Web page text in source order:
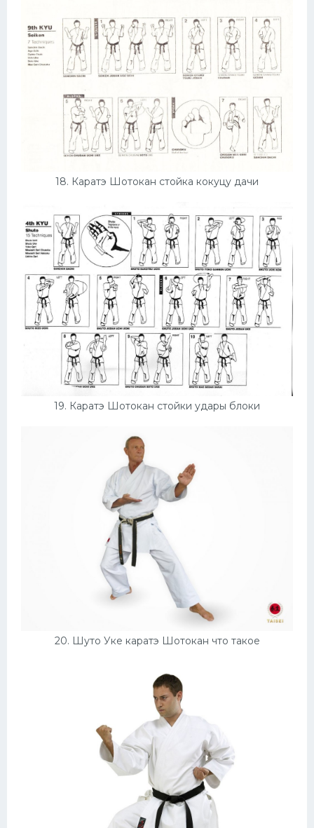
18. Каратэ Шотокан стойка кокуцу дачи
19. Каратэ Шотокан стойки удары блоки
20. Шуто Уке каратэ Шотокан что такое